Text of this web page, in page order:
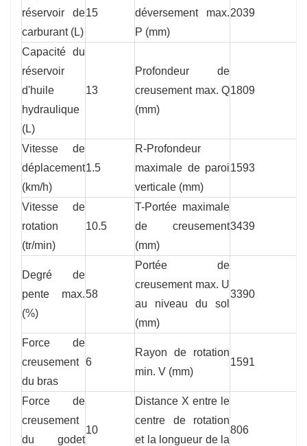
réservoir de
carburant (L)
15
déversement max.
P (mm)
2039
Capacité du
réservoir
d'huile
hydraulique
(L)
13
Profondeur de
creusement max. Q
(mm)
1809
Vitesse de
déplacement
(km/h)
1.5
R-Profondeur
maximale de paroi
verticale (mm)
1593
Vitesse de
rotation
(tr/min)
10.5
T-Portée maximale
de creusement
(mm)
3439
Degré de
pente max.
(%)
58
Portée de
creusement max. U
au niveau du sol
(mm)
3390
Force de
creusement
du bras
6
Rayon de rotation
min. V (mm)
1591
Force de
creusement
du godet
10
Distance X entre le
centre de rotation
et la longueur de la
806